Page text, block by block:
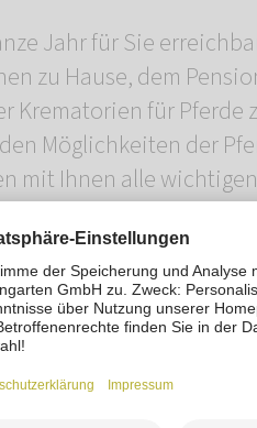
Jahr für Sie
zu Hause, dem
Krematorien für
Möglichkeiten der
mit Ihnen alle
sowie die
gesamten Reise. Mit
in die Obhut eines
selbst kontaktieren
Liebling auch in der